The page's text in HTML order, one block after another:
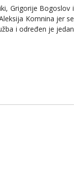
Grigorije Bogoslov i
Komnina jer se
i određen je jedan